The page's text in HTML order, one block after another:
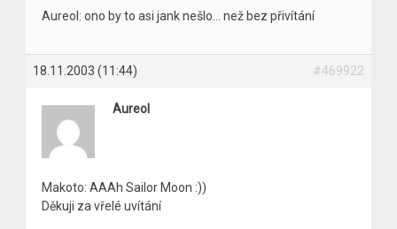
Aureol: ono by to asi jank nešlo… než bez přivítání
18.11.2003 (11:44) #469922
Aureol
Makoto: AAAh Sailor Moon :))
Děkuji za vřelé uvítání